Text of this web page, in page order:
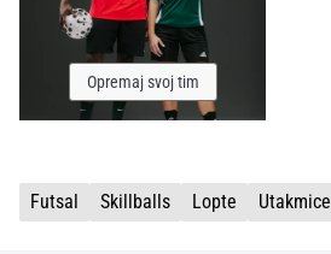
članke
Opremaj svoj tim
Futsal Skillballs Lopte Utakmice